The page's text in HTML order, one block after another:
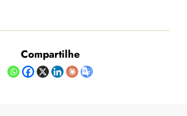
Compartilhe